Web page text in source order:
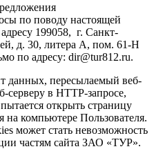
по поводу настоящей
199058, г. Санкт-
д. 30, литера А, пом. 61-Н
по адресу: dir@tur812.ru.
данных, пересылаемый веб-
серверу в HTTP-запросе,
открыть страницу
компьютере Пользователя.
может стать невозможность
частям сайта ЗАО «ТУР».